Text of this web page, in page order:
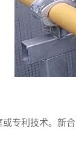
专利技术。新